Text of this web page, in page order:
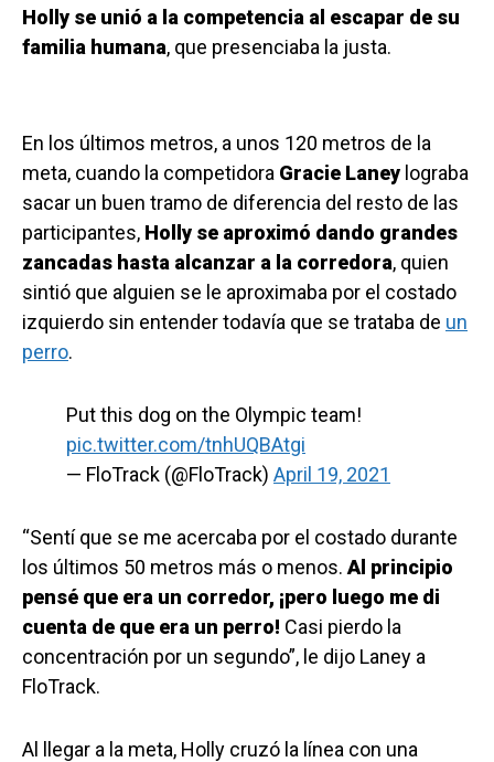
Holly se unió a la competencia al escapar de su
familia humana, que presenciaba la justa.
En los últimos metros, a unos 120 metros de la
meta, cuando la competidora Gracie Laney lograba
sacar un buen tramo de diferencia del resto de las
participantes, Holly se aproximó dando grandes
zancadas hasta alcanzar a la corredora, quien
sintió que alguien se le aproximaba por el costado
izquierdo sin entender todavía que se trataba de un
perro.
Put this dog on the Olympic team!
pic.twitter.com/tnhUQBAtgi
— FloTrack (@FloTrack) April 19, 2021
“Sentí que se me acercaba por el costado durante
los últimos 50 metros más o menos. Al principio
pensé que era un corredor, ¡pero luego me di
cuenta de que era un perro! Casi pierdo la
concentración por un segundo”, le dijo Laney a
FloTrack.
Al llegar a la meta, Holly cruzó la línea con una